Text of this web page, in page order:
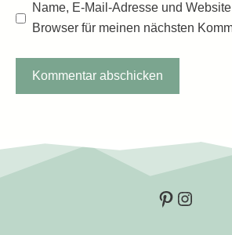
Name, E-Mail-Adresse und
Browser für meinen nächsten
Pinterest